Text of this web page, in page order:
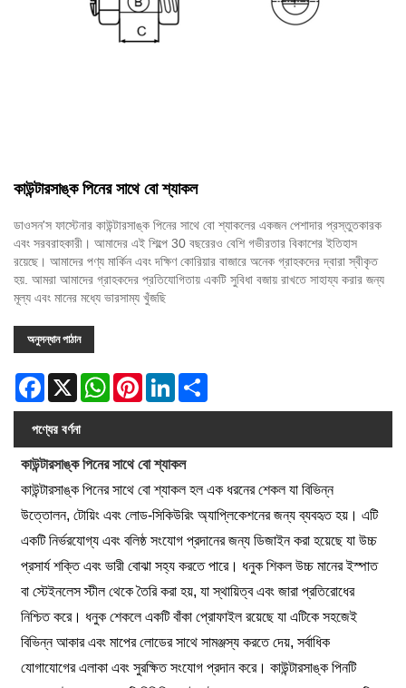
কাউন্টারসাঙ্ক পিনের সাথে বো শ্যাকল
ডাওসন'স ফাস্টেনার কাউন্টারসাঙ্ক পিনের সাথে বো শ্যাকলের একজন পেশাদার প্রস্তুতকারক
এবং সরবরাহকারী। আমাদের এই শিল্পে 30 বছরেরও বেশি গভীরতার বিকাশের ইতিহাস
রয়েছে। আমাদের পণ্য মার্কিন এবং দক্ষিণ কোরিয়ার বাজারে অনেক গ্রাহকদের দ্বারা স্বীকৃত
হয়. আমরা আমাদের গ্রাহকদের প্রতিযোগিতায় একটি সুবিধা বজায় রাখতে সাহায্য করার জন্য
মূল্য এবং মানের মধ্যে ভারসাম্য খুঁজছি
অনুসন্ধান পাঠান
Facebook
X WhatsAppPinterestLinkedIn
পণ্যের বর্ণনা
কাউন্টারসাঙ্ক পিনের সাথে বো শ্যাকল
কাউন্টারসাঙ্ক পিনের সাথে বো শ্যাকল হল এক ধরনের শেকল যা বিভিন্ন
উত্তোলন, টোয়িং এবং লোড-সিকিউরিং অ্যাপ্লিকেশনের জন্য ব্যবহৃত হয়। এটি
একটি নির্ভরযোগ্য এবং বলিষ্ঠ সংযোগ প্রদানের জন্য ডিজাইন করা হয়েছে যা উচ্চ
প্রসার্য শক্তি এবং ভারী বোঝা সহ্য করতে পারে। ধনুক শিকল উচ্চ মানের ইস্পাত
বা স্টেইনলেস স্টীল থেকে তৈরি করা হয়, যা স্থায়িত্ব এবং জারা প্রতিরোধের
নিশ্চিত করে। ধনুক শেকলে একটি বাঁকা প্রোফাইল রয়েছে যা এটিকে সহজেই
বিভিন্ন আকার এবং মাপের লোডের সাথে সামঞ্জস্য করতে দেয়, সর্বাধিক
যোগাযোগের এলাকা এবং সুরক্ষিত সংযোগ প্রদান করে। কাউন্টারসাঙ্ক পিনটি